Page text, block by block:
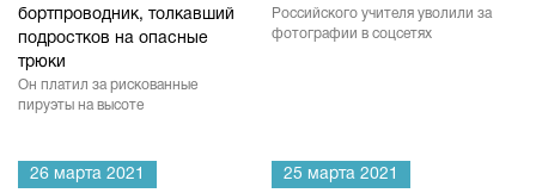
бортпроводник, толкавший
подростков на опасные
трюки
Он платил за рискованные
пируэты на высоте
Российского учителя уволили за
фотографии в соцсетях
26 марта 2021 25 марта 2021